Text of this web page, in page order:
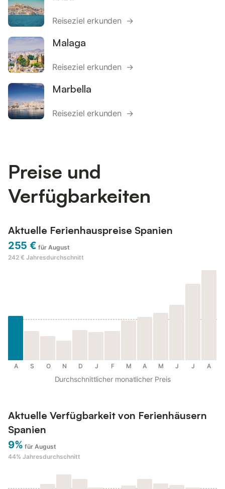
Reiseziel erkunden →
Malaga
Reiseziel erkunden →
Marbella
Reiseziel erkunden →
Preise und
Verfügbarkeiten
Aktuelle Ferienhauspreise Spanien
255 € für August
242 € Jahresdurchschnitt
A S O N D J F M A M J J A
Durchschnittlicher monatlicher Preis
Aktuelle Verfügbarkeit von Ferienhäusern
Spanien
9% für August
44% Jahresdurchschnitt